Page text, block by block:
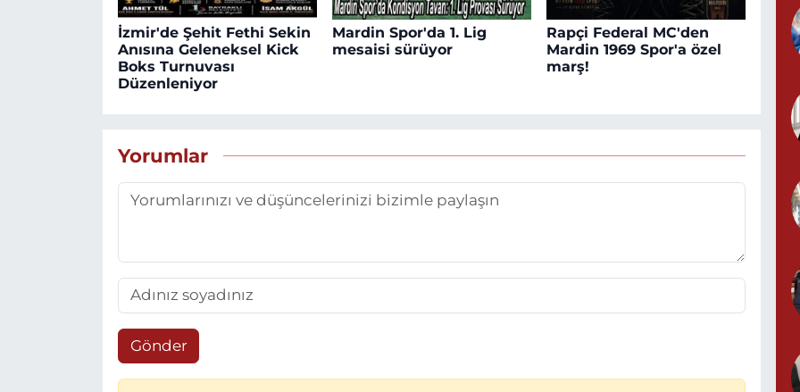
İzmir'de Şehit Fethi Sekin
Anısına Geleneksel Kick
Boks Turnuvası
Düzenleniyor
Mardin Spor'da 1. Lig
mesaisi sürüyor
Rapçi Federal MC'den
Mardin 1969 Spor'a özel
marş!
Yorumlar
Gönder